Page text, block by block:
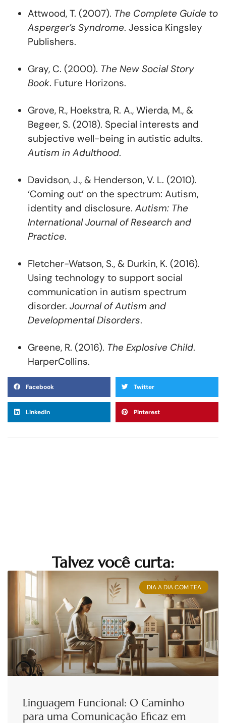
Attwood, T. (2007). The Complete Guide to
Asperger’s Syndrome. Jessica Kingsley
Publishers.
Gray, C. (2000). The New Social Story
Book. Future Horizons.
Grove, R., Hoekstra, R. A., Wierda, M., &
Begeer, S. (2018). Special interests and
subjective well-being in autistic adults.
Autism in Adulthood.
Davidson, J., & Henderson, V. L. (2010).
‘Coming out’ on the spectrum: Autism,
identity and disclosure. Autism: The
International Journal of Research and
Practice.
Fletcher-Watson, S., & Durkin, K. (2016).
Using technology to support social
communication in autism spectrum
disorder. Journal of Autism and
Developmental Disorders.
Greene, R. (2016). The Explosive Child.
HarperCollins.
Facebook Twitter
LinkedIn Pinterest
Talvez você curta:
DIA A DIA COM TEA
Linguagem Funcional: O Caminho
para uma Comunicação Eficaz em